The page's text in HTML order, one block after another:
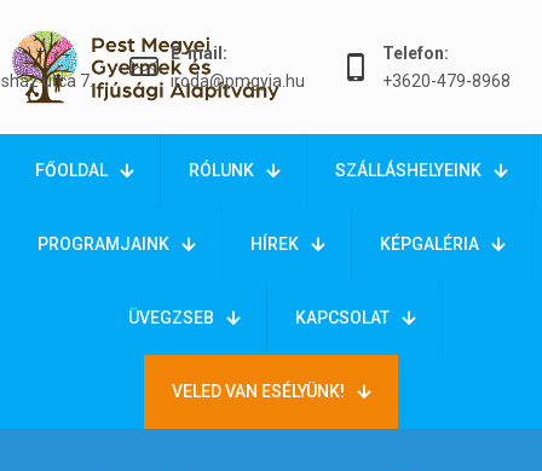
utca 7.
E-mail:
iroda@pmgyia.hu
Telefon:
+3620-479-8968
FŐOLDAL RÓLUNK SZÁLLÁSHELYEINK
PROGRAMJAINK HÍREK KÉPGALÉRIA
ÜVEGZSEB KAPCSOLAT
VELED VAN ESÉLYÜNK!